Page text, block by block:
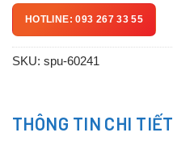
HOTLINE: 093 267 33 55
SKU: spu-60241
THÔNG TIN CHI TIẾT